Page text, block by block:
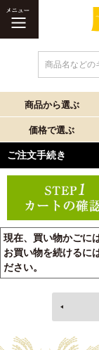
商品名などの
商品から選ぶ
価格で選ぶ
ご注文手続き
現在、買い物かごに
お買い物を続けるに
ださい。